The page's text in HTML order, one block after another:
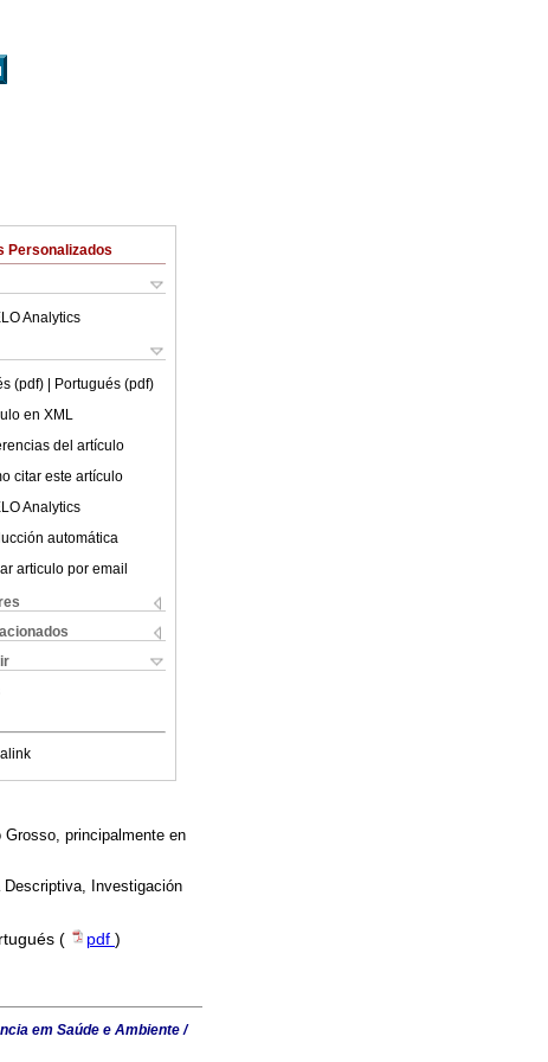
Personalizados
Analytics
(pdf) | Portugués (pdf)
en XML
del artículo
citar este artículo
Analytics
automática
articulo por email
principalmente en
Investigación
( pdf )
em Saúde e Ambiente /